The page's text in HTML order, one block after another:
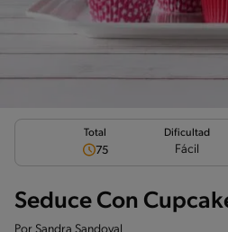
Total
75
Dificultad
Fácil
Seduce Con